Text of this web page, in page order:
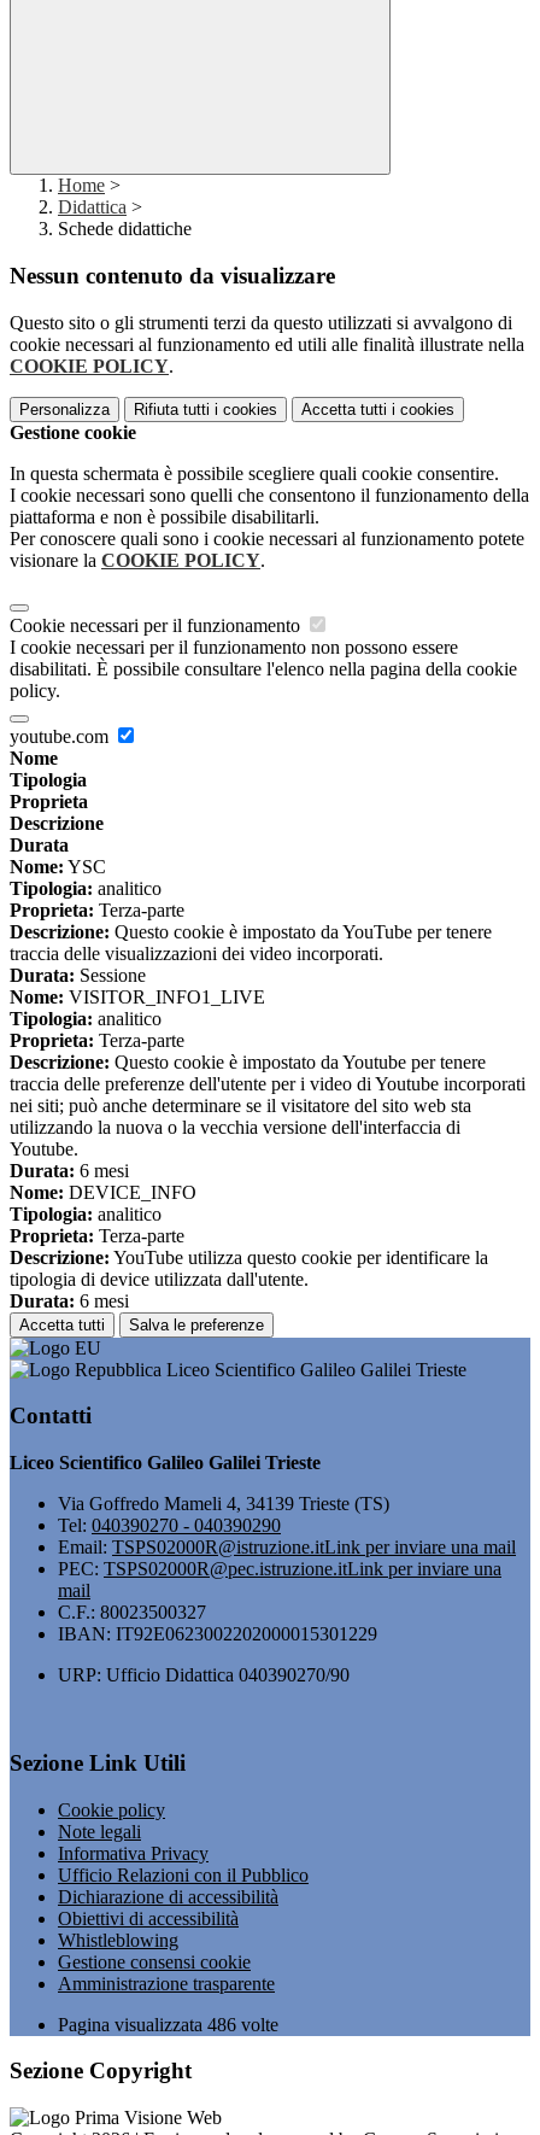
Home >
Didattica >
Schede didattiche
Nessun contenuto da visualizzare
Questo sito o gli strumenti terzi da questo utilizzati si avvalgono di
cookie necessari al funzionamento ed utili alle finalità illustrate nella
COOKIE POLICY.
Personalizza Rifiuta tutti i cookies Accetta tutti i cookies
Gestione cookie
In questa schermata è possibile scegliere quali cookie consentire.
I cookie necessari sono quelli che consentono il funzionamento della
piattaforma e non è possibile disabilitarli.
Per conoscere quali sono i cookie necessari al funzionamento potete
visionare la COOKIE POLICY.
Cookie necessari per il funzionamento
I cookie necessari per il funzionamento non possono essere
disabilitati. È possibile consultare l'elenco nella pagina della cookie
policy.
youtube.com
Nome
Tipologia
Proprieta
Descrizione
Durata
Nome: YSC
Tipologia: analitico
Proprieta: Terza-parte
Descrizione: Questo cookie è impostato da YouTube per tenere
traccia delle visualizzazioni dei video incorporati.
Durata: Sessione
Nome: VISITOR_INFO1_LIVE
Tipologia: analitico
Proprieta: Terza-parte
Descrizione: Questo cookie è impostato da Youtube per tenere
traccia delle preferenze dell'utente per i video di Youtube incorporati
nei siti; può anche determinare se il visitatore del sito web sta
utilizzando la nuova o la vecchia versione dell'interfaccia di
Youtube.
Durata: 6 mesi
Nome: DEVICE_INFO
Tipologia: analitico
Proprieta: Terza-parte
Descrizione: YouTube utilizza questo cookie per identificare la
tipologia di device utilizzata dall'utente.
Durata: 6 mesi
Accetta tutti Salva le preferenze
Liceo Scientifico Galileo Galilei Trieste
Contatti
Liceo Scientifico Galileo Galilei Trieste
Via Goffredo Mameli 4, 34139 Trieste (TS)
Tel: 040390270 - 040390290
Email: TSPS02000R@istruzione.itLink per inviare una mail
PEC: TSPS02000R@pec.istruzione.itLink per inviare una
mail
C.F.: 80023500327
IBAN: IT92E0623002202000015301229
URP: Ufficio Didattica 040390270/90
Sezione Link Utili
Cookie policy
Note legali
Informativa Privacy
Ufficio Relazioni con il Pubblico
Dichiarazione di accessibilità
Obiettivi di accessibilità
Whistleblowing
Gestione consensi cookie
Amministrazione trasparente
Pagina visualizzata 486 volte
Sezione Copyright